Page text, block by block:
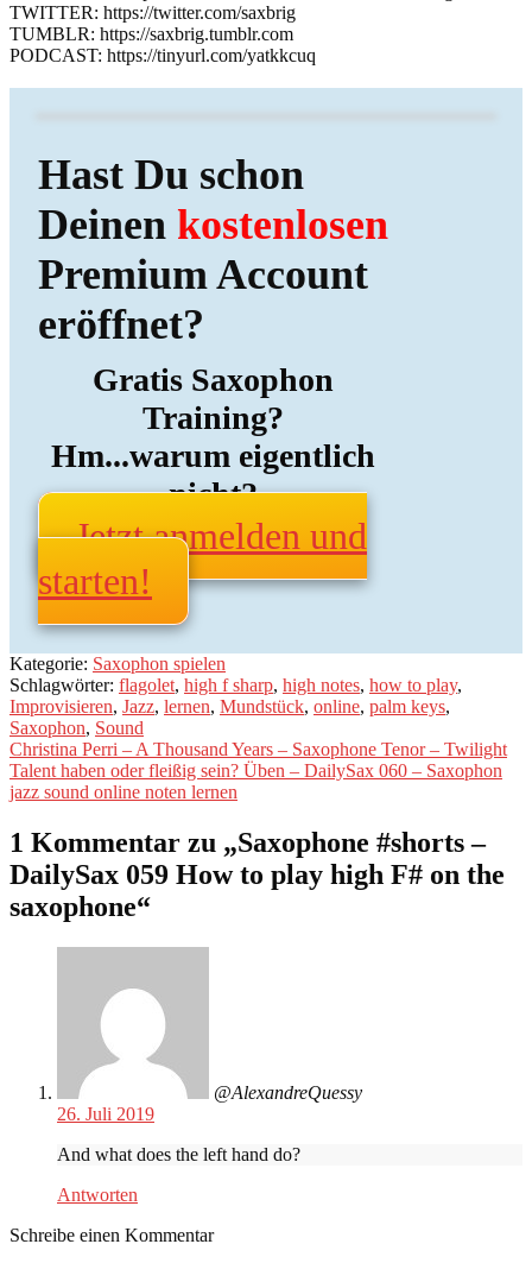
TWITTER: https://twitter.com/saxbrig
TUMBLR: https://saxbrig.tumblr.com
PODCAST: https://tinyurl.com/yatkkcuq
Hast Du schon
Deinen kostenlosen
Premium Account
eröffnet?
Gratis Saxophon
Training?
Hm...warum eigentlich
nicht?
Jetzt anmelden und
starten!
Kategorie: Saxophon spielen
Schlagwörter: flagolet, high f sharp, high notes, how to play,
Improvisieren, Jazz, lernen, Mundstück, online, palm keys,
Saxophon, Sound
Beitragsnavigation
Vorheriger
Beitrag:
Christina Perri – A Thousand Years – Saxophone Tenor – Twilight
Nächster
Beitrag:
Talent haben oder fleißig sein? Üben – DailySax 060 – Saxophon
jazz sound online noten lernen
1 Kommentar zu „Saxophone #shorts –
DailySax 059 How to play high F# on the
saxophone“
@AlexandreQuessy
26. Juli 2019
And what does the left hand do?
Antworten
Schreibe einen Kommentar